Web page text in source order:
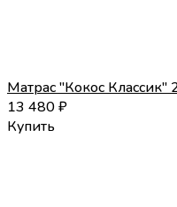
Матрас "Кокос
13 480₽
Купить